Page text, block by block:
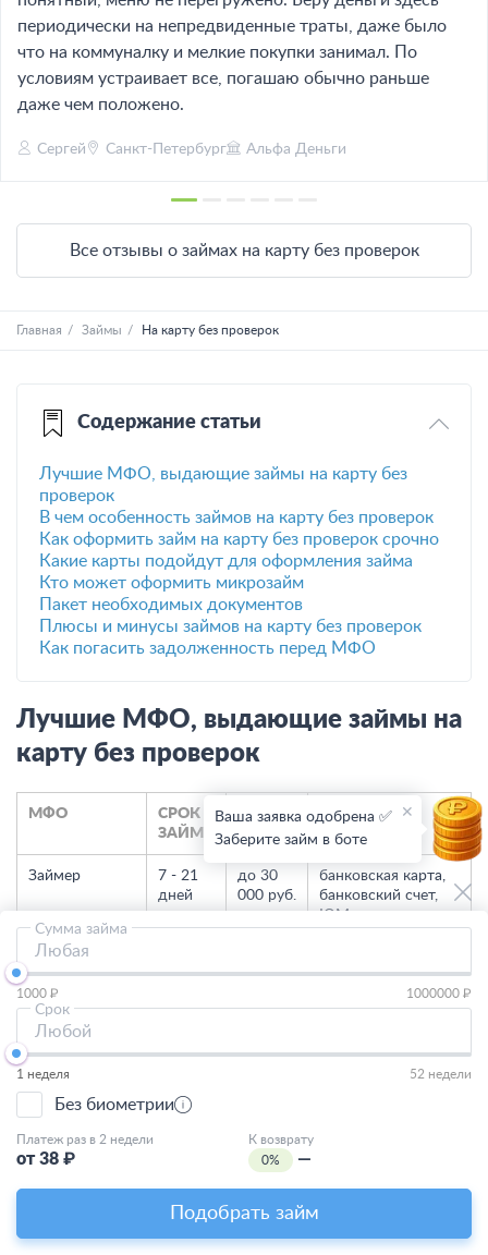
Любая
Сумма займа
1000 ₽ 1000000 ₽
Любой
Срок
1 неделя 52 недели
Без биометрии
Платеж раз в 2 недели
от38 ₽
К возврату
0%
—
Подобрать займ
периодически на непредвиденные траты, даже было
что на коммуналку и мелкие покупки занимал. По
условиям устраивает все, погашаю обычно раньше
даже чем положено.
Сергей Санкт-Петербург Альфа Деньги
Все отзывы о займах на карту без проверок
Главная Займы На карту без проверок
Содержание статьи
Лучшие МФО, выдающие займы на карту без
проверок
В чем особенность займов на карту без проверок
Как оформить займ на карту без проверок срочно
Какие карты подойдут для оформления займа
Кто может оформить микрозайм
Пакет необходимых документов
Плюсы и минусы займов на карту без проверок
Как погасить задолженность перед МФО
Лучшие МФО, выдающие займы на
карту без проверок
МФО
СРОК
ЗАЙМА
СУММА
СПОСОБ
ПОЛУЧЕНИЯ
Займер
7 - 21
дней
до 30
000 руб.
банковская карта,
банковский счет,
ЮMoney
Creditplus
дней
000 руб.
банковский счет
GreenMoney
Монеткин
168
банковская карта
Joymoney
дней
до 100
OneClickMoney 6 - 60 до 30 банковская карта
Ваша заявка одобрена ✅
Заберите займ в боте